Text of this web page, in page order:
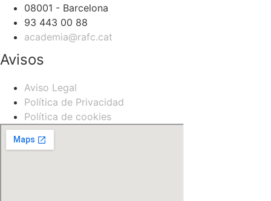
08001 - Barcelona
93 443 00 88
academia@rafc.cat
Avisos
Aviso Legal
Política de Privacidad
Política de cookies